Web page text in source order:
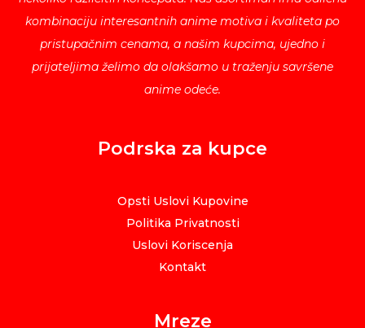
kombinaciju interesantnih anime motiva i kvaliteta po
pristupačnim cenama, a našim kupcima, ujedno i
prijateljima želimo da olakšamo u traženju savršene
anime odeće.
Podrska za kupce
Opsti Uslovi Kupovine
Politika Privatnosti
Uslovi Koriscenja
Kontakt
Mreze